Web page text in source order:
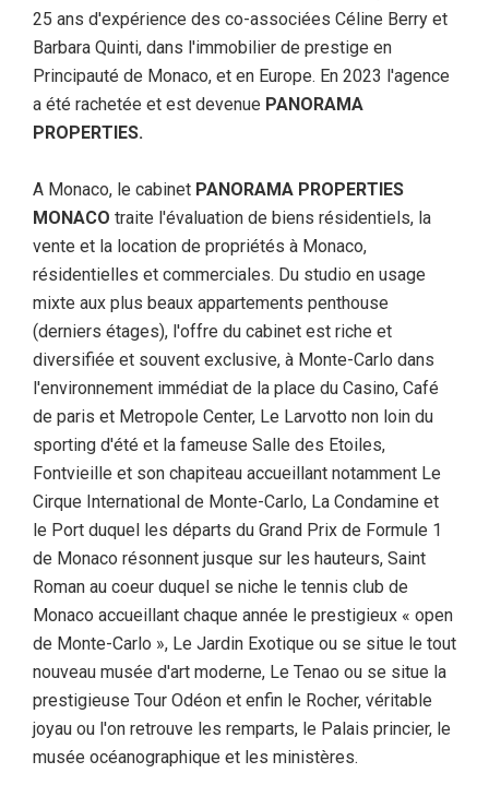
25 ans d'expérience des co-associées Céline Berry et
Barbara Quinti, dans l'immobilier de prestige en
Principauté de Monaco, et en Europe. En 2023 l'agence
a été rachetée et est devenue PANORAMA
PROPERTIES.
A Monaco, le cabinet PANORAMA PROPERTIES
MONACO traite l'évaluation de biens résidentiels, la
vente et la location de propriétés à Monaco,
résidentielles et commerciales. Du studio en usage
mixte aux plus beaux appartements penthouse
(derniers étages), l'offre du cabinet est riche et
diversifiée et souvent exclusive, à Monte-Carlo dans
l'environnement immédiat de la place du Casino, Café
de paris et Metropole Center, Le Larvotto non loin du
sporting d'été et la fameuse Salle des Etoiles,
Fontvieille et son chapiteau accueillant notamment Le
Cirque International de Monte-Carlo, La Condamine et
le Port duquel les départs du Grand Prix de Formule 1
de Monaco résonnent jusque sur les hauteurs, Saint
Roman au coeur duquel se niche le tennis club de
Monaco accueillant chaque année le prestigieux « open
de Monte-Carlo », Le Jardin Exotique ou se situe le tout
nouveau musée d'art moderne, Le Tenao ou se situe la
prestigieuse Tour Odéon et enfin le Rocher, véritable
joyau ou l'on retrouve les remparts, le Palais princier, le
musée océanographique et les ministères.